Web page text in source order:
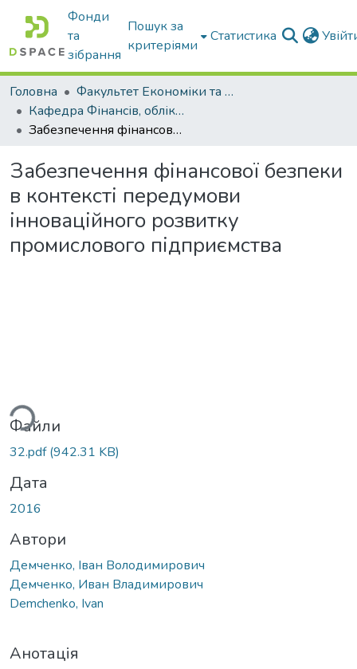
Фонди
та
зібрання
Пошук за
критеріями
Статистика
Головна
Факультет Економіки та бізнесу
Кафедра Фінансів, обліку і оподаткування
Забезпечення фінансової безпеки в контексті передумови інноваційного розвитку промислового підприємства
Забезпечення фінансової безпеки
в контексті передумови
інноваційного розвитку
промислового підприємства
Файли
32.pdf(942.31 KB)
Дата
2016
Автори
Демченко, Іван Володимирович
Демченко, Иван Владимирович
Demchenko, Ivan
Анотація